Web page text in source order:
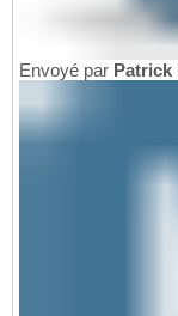
Envoyé par Patrick